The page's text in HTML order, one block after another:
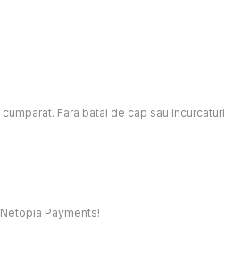
Fara batai de cap sau incurcaturi
Payments!